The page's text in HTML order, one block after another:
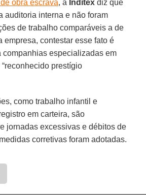
obra escrava, a Inditex diz que
auditoria interna e não foram
de trabalho comparáveis a de
empresa, contestar esse fato é
companhias especializadas em
prestígio
como trabalho infantil e
em carteira, são
jornadas excessivas e débitos de
corretivas foram adotadas.